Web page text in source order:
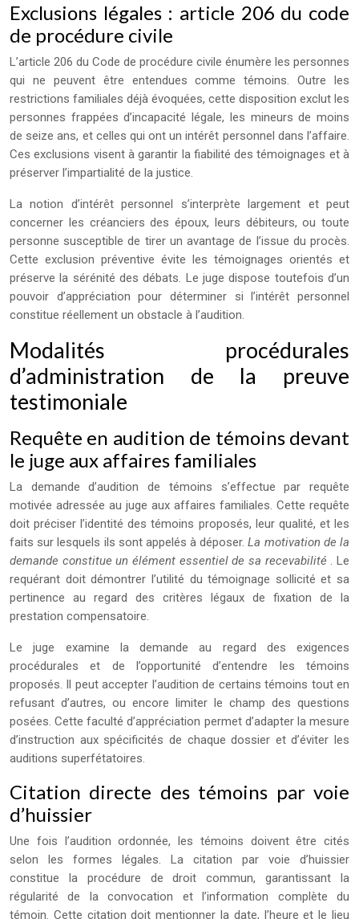
Exclusions légales : article 206 du code
de procédure civile
L’article 206 du Code de procédure civile énumère les personnes
qui ne peuvent être entendues comme témoins. Outre les
restrictions familiales déjà évoquées, cette disposition exclut les
personnes frappées d’incapacité légale, les mineurs de moins
de seize ans, et celles qui ont un intérêt personnel dans l’affaire.
Ces exclusions visent à garantir la fiabilité des témoignages et à
préserver l’impartialité de la justice.
La notion d’intérêt personnel s’interprète largement et peut
concerner les créanciers des époux, leurs débiteurs, ou toute
personne susceptible de tirer un avantage de l’issue du procès.
Cette exclusion préventive évite les témoignages orientés et
préserve la sérénité des débats. Le juge dispose toutefois d’un
pouvoir d’appréciation pour déterminer si l’intérêt personnel
constitue réellement un obstacle à l’audition.
Modalités procédurales
d’administration de la preuve
testimoniale
Requête en audition de témoins devant
le juge aux affaires familiales
La demande d’audition de témoins s’effectue par requête
motivée adressée au juge aux affaires familiales. Cette requête
doit préciser l’identité des témoins proposés, leur qualité, et les
faits sur lesquels ils sont appelés à déposer.La motivation de la
demande constitue un élément essentiel de sa recevabilité . Le
requérant doit démontrer l’utilité du témoignage sollicité et sa
pertinence au regard des critères légaux de fixation de la
prestation compensatoire.
Le juge examine la demande au regard des exigences
procédurales et de l’opportunité d’entendre les témoins
proposés. Il peut accepter l’audition de certains témoins tout en
refusant d’autres, ou encore limiter le champ des questions
posées. Cette faculté d’appréciation permet d’adapter la mesure
d’instruction aux spécificités de chaque dossier et d’éviter les
auditions superfétatoires.
Citation directe des témoins par voie
d’huissier
Une fois l’audition ordonnée, les témoins doivent être cités
selon les formes légales. La citation par voie d’huissier
constitue la procédure de droit commun, garantissant la
régularité de la convocation et l’information complète du
témoin. Cette citation doit mentionner la date, l’heure et le lieu